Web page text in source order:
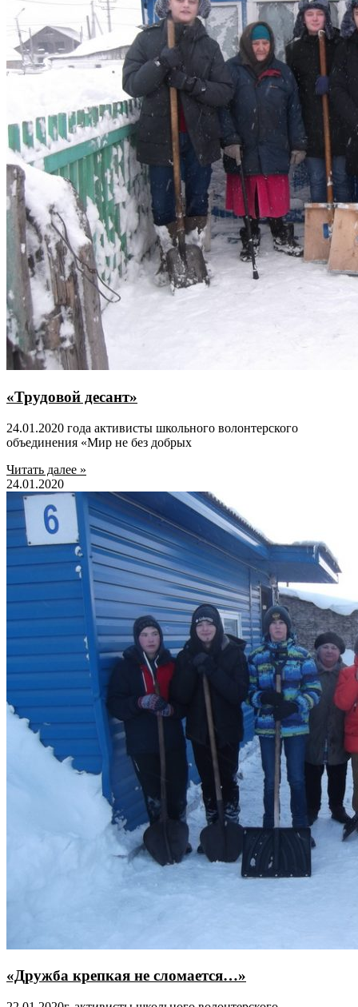
«Трудовой десант»
24.01.2020 года активисты школьного волонтерского
объединения «Мир не без добрых
Читать далее »
24.01.2020
«Дружба крепкая не сломается…»